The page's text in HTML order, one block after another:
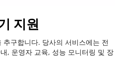
지원
구합니다. 당사의 서비스에는 전
, 운영자 교육, 성능 모니터링 및 장